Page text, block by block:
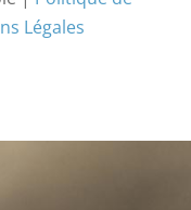
Légales